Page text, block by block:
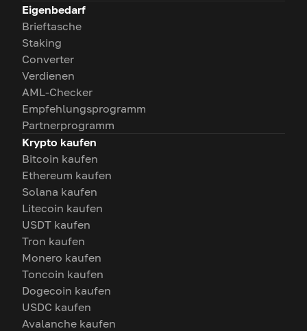
Eigenbedarf
Brieftasche
Staking
Converter
Verdienen
AML-Checker
Empfehlungsprogramm
Partnerprogramm
Krypto kaufen
Bitcoin kaufen
Ethereum kaufen
Solana kaufen
Litecoin kaufen
USDT kaufen
Tron kaufen
Monero kaufen
Toncoin kaufen
Dogecoin kaufen
USDC kaufen
Avalanche kaufen